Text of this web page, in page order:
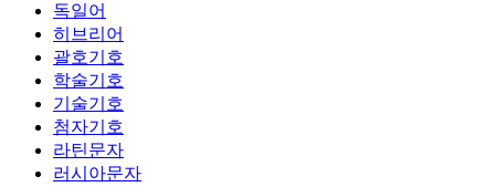
독일어
히브리어
괄호기호
학술기호
기술기호
첨자기호
라틴문자
러시아문자